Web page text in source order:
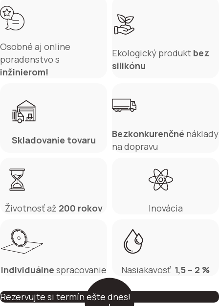
Osobné aj online
poradenstvo s
inžinierom!
Ekologický produkt bez
silikónu
Skladovanie tovaru
Bezkonkurenčné náklady
na dopravu
Životnosť až 200 rokov Inovácia
Individuálne spracovanie Nasiakavosť 1,5 – 2 %
Rezervujte si termín ešte dnes!